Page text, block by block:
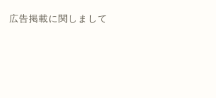
広告掲載に関しまして